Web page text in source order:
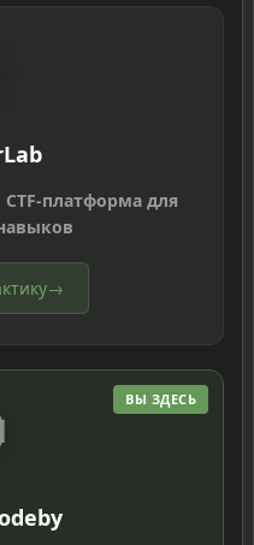
платформа для
→
ВЫ ЗДЕСЬ